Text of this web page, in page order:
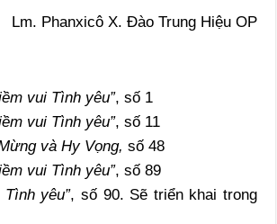
Lm. Phanxicô X. Đào Trung Hiệu OP
vui Tình yêu”, số 1
vui Tình yêu”, số 11
và Hy Vọng, số 48
vui Tình yêu”, số 89
Tình yêu”, số 90. Sẽ triển khai trong